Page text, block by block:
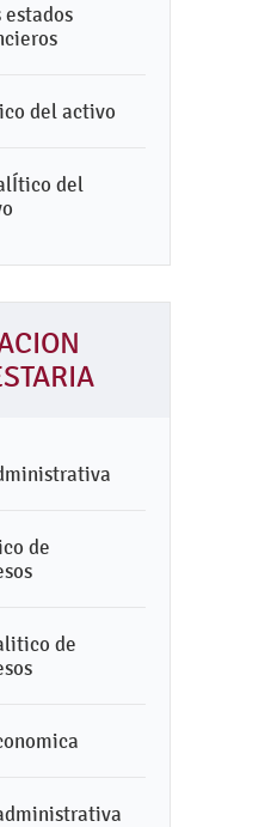
estados
del activo
del
de
de